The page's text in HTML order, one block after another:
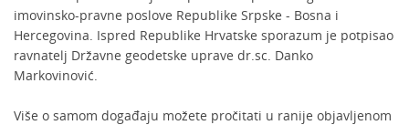
imovinsko-pravne poslove Republike Srpske - Bosna i
Hercegovina. Ispred Republike Hrvatske sporazum je potpisao
ravnatelj Državne geodetske uprave dr.sc. Danko
Markovinović.
Više o samom događaju možete pročitati u ranije objavljenom